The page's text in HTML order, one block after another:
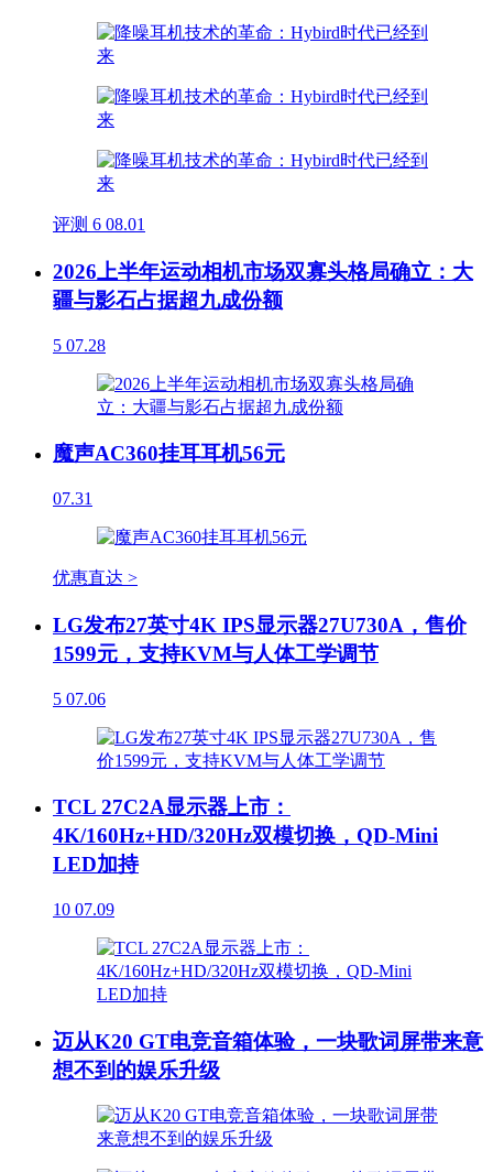
评测 6 08.01
2026上半年运动相机市场双寡头格局确立：大
疆与影石占据超九成份额
5 07.28
魔声AC360挂耳耳机56元
07.31
优惠直达 >
LG发布27英寸4K IPS显示器27U730A，售价
1599元，支持KVM与人体工学调节
5 07.06
TCL 27C2A显示器上市：
4K/160Hz+HD/320Hz双模切换，QD-Mini
LED加持
10 07.09
迈从K20 GT电竞音箱体验，一块歌词屏带来意
想不到的娱乐升级